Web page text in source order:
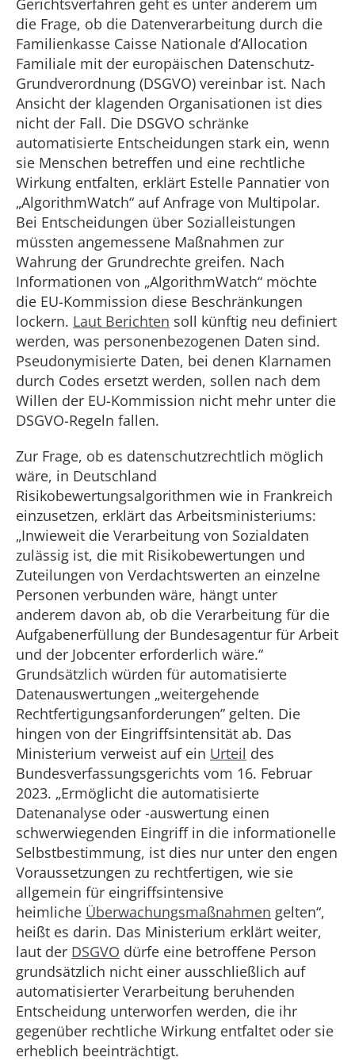
Gerichtsverfahren geht es unter anderem um
die Frage, ob die Datenverarbeitung durch die
Familienkasse Caisse Nationale d’Allocation
Familiale mit der europäischen Datenschutz-
Grundverordnung (DSGVO) vereinbar ist. Nach
Ansicht der klagenden Organisationen ist dies
nicht der Fall. Die DSGVO schränke
automatisierte Entscheidungen stark ein, wenn
sie Menschen betreffen und eine rechtliche
Wirkung entfalten, erklärt Estelle Pannatier von
„AlgorithmWatch“ auf Anfrage von Multipolar.
Bei Entscheidungen über Sozialleistungen
müssten angemessene Maßnahmen zur
Wahrung der Grundrechte greifen. Nach
Informationen von „AlgorithmWatch“ möchte
die EU-Kommission diese Beschränkungen
lockern. Laut Berichten soll künftig neu definiert
werden, was personenbezogenen Daten sind.
Pseudonymisierte Daten, bei denen Klarnamen
durch Codes ersetzt werden, sollen nach dem
Willen der EU-Kommission nicht mehr unter die
DSGVO-Regeln fallen.
Zur Frage, ob es datenschutzrechtlich möglich
wäre, in Deutschland
Risikobewertungsalgorithmen wie in Frankreich
einzusetzen, erklärt das Arbeitsministeriums:
„Inwieweit die Verarbeitung von Sozialdaten
zulässig ist, die mit Risikobewertungen und
Zuteilungen von Verdachtswerten an einzelne
Personen verbunden wäre, hängt unter
anderem davon ab, ob die Verarbeitung für die
Aufgabenerfüllung der Bundesagentur für Arbeit
und der Jobcenter erforderlich wäre.“
Grundsätzlich würden für automatisierte
Datenauswertungen „weitergehende
Rechtfertigungsanforderungen” gelten. Die
hingen von der Eingriffsintensität ab. Das
Ministerium verweist auf ein Urteil des
Bundesverfassungsgerichts vom 16. Februar
2023. „Ermöglicht die automatisierte
Datenanalyse oder -auswertung einen
schwerwiegenden Eingriff in die informationelle
Selbstbestimmung, ist dies nur unter den engen
Voraussetzungen zu rechtfertigen, wie sie
allgemein für eingriffsintensive
heimliche Überwachungsmaßnahmen gelten“,
heißt es darin. Das Ministerium erklärt weiter,
laut der DSGVO dürfe eine betroffene Person
grundsätzlich nicht einer ausschließlich auf
automatisierter Verarbeitung beruhenden
Entscheidung unterworfen werden, die ihr
gegenüber rechtliche Wirkung entfaltet oder sie
erheblich beeinträchtigt.